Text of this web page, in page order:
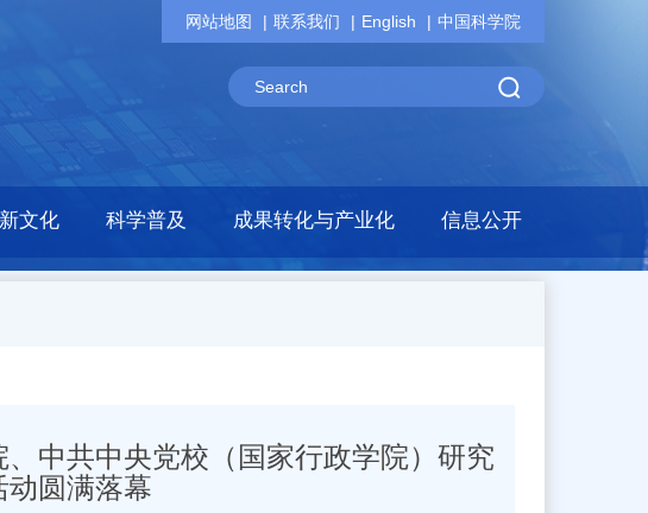
网站地图 联系我们 English 中国科学院
文化 科学普及 成果转化与产业化 信息公开
中共中央党校（国家行政学院）研究
动圆满落幕